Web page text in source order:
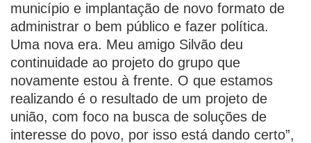
município e implantação de novo formato de
administrar o bem público e fazer política.
Uma nova era. Meu amigo Silvão deu
continuidade ao projeto do grupo que
novamente estou à frente. O que estamos
realizando é o resultado de um projeto de
união, com foco na busca de soluções de
interesse do povo, por isso está dando certo”,